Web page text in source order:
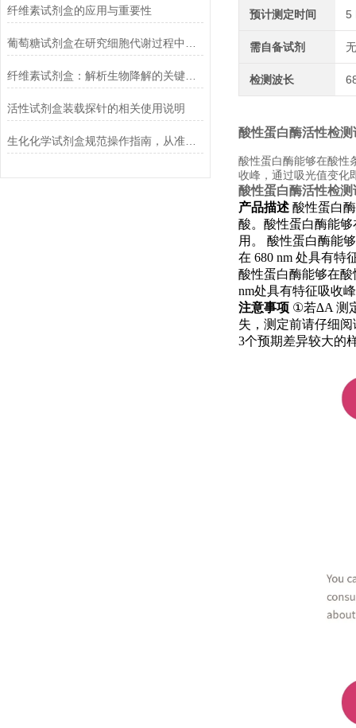
纤维素试剂盒的应用与重要性
纤维素试剂盒：解析生物降解的关键利器
活性试剂盒装载探针的相关使用说明
生化化学试剂盒规范操作指南，从准备到结果判读的全流程解析
预计测定时间 5
需自备试剂
检测波长
酸性蛋白酶活性检测
酸性蛋白酶能够在酸性
收峰，通过吸光值变化
酸性蛋白酶活性检测
产品描述 酸性蛋白
酸。酸性蛋白酶能
用。 酸性蛋白酶能
在 680 nm 处具有特
酸性蛋白酶能够在
nm处具有特征吸收
注意事项 ①若∆A 测
失，测定前请仔细
3个预期差异较大的